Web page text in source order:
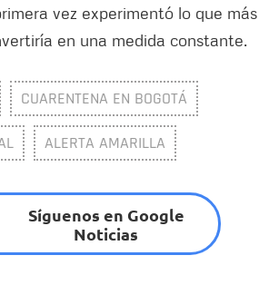
vez experimentó lo que más
en una medida constante.
CUARENTENA EN BOGOTÁ
ALERTA AMARILLA
Síguenos en Google
Noticias